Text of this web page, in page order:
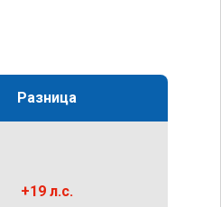
Разница
+19 л.с.